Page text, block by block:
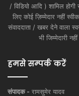
/ विडियो आदि ) शामिल
लिए कोई ज़िम्मेदार नहीं
संवाददाता / खबर देने वाला
भी जिम्मेदारी
हमसे सम्पर्क करें
संपादक - रामसुमेर यादव